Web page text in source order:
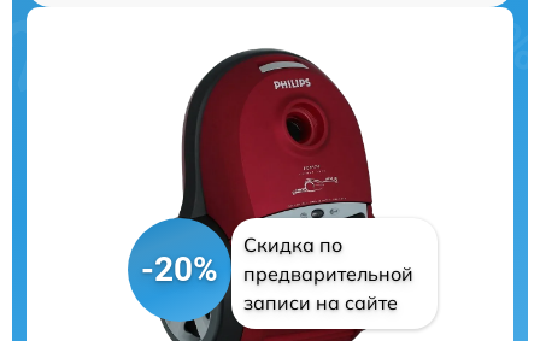
-20%
Скидка по
предварительной
записи на сайте